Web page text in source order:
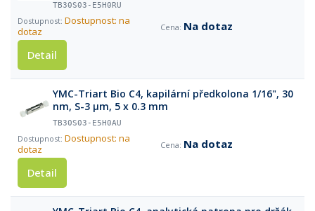
TB30S03-E5H0RU
Dostupnost: na
dotaz
Na dotaz
Detail
YMC-Triart Bio C4, kapilární předkolona 1/16", 30
nm, S-3 µm, 5 x 0.3 mm
TB30S03-E5H0AU
Dostupnost: na
dotaz
Na dotaz
Detail